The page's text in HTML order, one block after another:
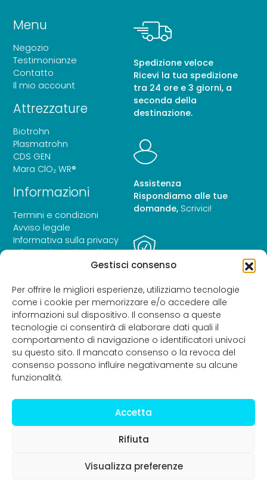
Gestisci consenso
Per offrire le migliori esperienze, utilizziamo tecnologie
come i cookie per memorizzare e/o accedere alle
informazioni sul dispositivo. Il consenso a queste
tecnologie ci consentirà di elaborare dati quali il
comportamento di navigazione o identificatori univoci
su questo sito. Il mancato consenso o la revoca del
consenso possono influire negativamente su alcune
funzionalità.
Accetta
Rifiuta
Visualizza preferenze
ricevimento del prodotto, a condizione che il
prodotto sia in condizioni originali e che contenga
tutti gli accessori. Contatta il nostro servizio clienti
per maggiori dettagli.
Menu
Negozio
Testimonianze
Contatto
Il mio account
Attrezzature
Biotrohn
Plasmatrohn
CDS GEN
Mara ClO₂ WR®
Informazioni
Termini e condizioni
Avviso legale
Informativa sulla privacy
Informativa sui cookie
Spedizione veloce
Ricevi la tua spedizione
tra 24 ore e 3 giorni, a
seconda della
destinazione.
Assistenza
Rispondiamo alle tue
domande, Scrivici!
Paga in modo sicuro e
criptato.
NextGenerationEU